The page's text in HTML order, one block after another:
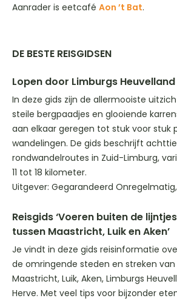
Aanrader is eetcafé Aon ’t Bat.
DE BESTE REISGIDSEN
Lopen door Limburgs Heuvelland
In deze gids zijn de allermooiste
steile bergpaadjes en glooiende
aan elkaar geregen tot stuk voor stuk
wandelingen. De gids beschrijft
rondwandelroutes in Zuid-Limburg,
11 tot 18 kilometer.
Uitgever: Gegarandeerd Onregelmatig,
Reisgids ‘Voeren buiten de
tussen Maastricht, Luik en Aken’
Je vindt in deze gids reisinformatie
de omringende steden en streken van
Maastricht, Luik, Aken, Limburgs
Herve. Met veel tips voor bijzonder